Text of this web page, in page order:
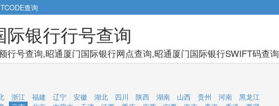
查询
际银行行号查询
行号查询,昭通厦门国际银行网点查询,昭通厦门国际银行SWIFT码查询
浙江 福建 辽宁 安徽 湖北 四川 陕西 湖南 山西 贵州 河南
黑龙江